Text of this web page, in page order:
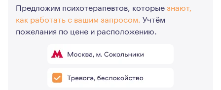
Предложим психотерапевтов, которыезнают,
как работать с вашим запросом. Учтём
пожелания по цене и расположению.